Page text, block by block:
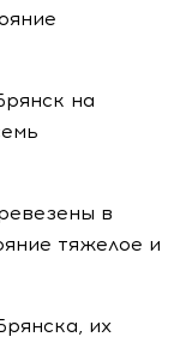
на
в
тяжелое и
их